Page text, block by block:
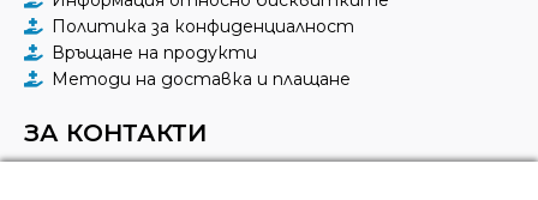
Политика за конфиденциалност
Връщане на продукти
Методи на доставка и плащане
ЗА КОНТАКТИ